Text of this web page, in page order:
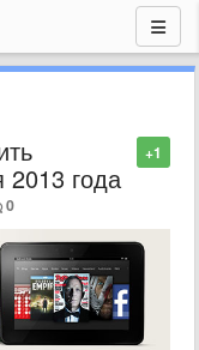
+1
года
0